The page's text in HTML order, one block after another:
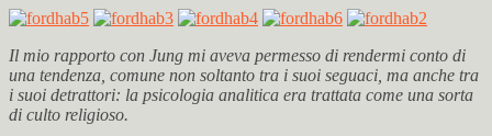
Il mio rapporto con Jung mi aveva permesso di rendermi conto di
una tendenza, comune non soltanto tra i suoi seguaci, ma anche tra
i suoi detrattori: la psicologia analitica era trattata come una sorta
di culto religioso.